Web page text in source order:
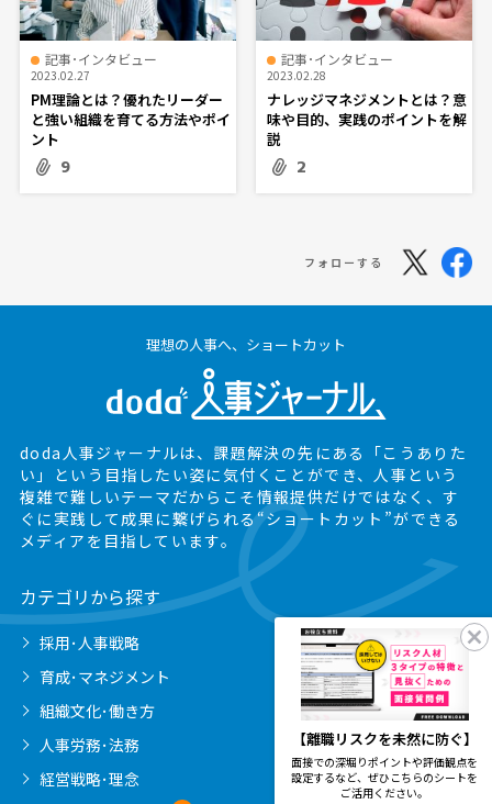
記事･インタビュー
2023.02.27
PM理論とは？優れたリーダー
と強い組織を育てる方法やポイ
ント
9
記事･インタビュー
2023.02.28
ナレッジマネジメントとは？意
味や目的、実践のポイントを解
説
2
フォローする
理想の人事へ、ショートカット
doda人事ジャーナルは、課題解決の先にある
「こうありた
い」という目指したい姿に気付くことができ、 人事という
複雑で難しいテーマだからこそ情報提供だけではなく、 す
ぐに実践して成果に繋げられる“ショートカット”ができる
メディアを目指しています。
カテゴリから探す
採用･人事戦略
育成･マネジメント
組織文化･働き方
人事労務･法務
経営戦略･理念
【離職リスクを未然に防ぐ】
面接での深堀りポイントや評価観点を
設定するなど、ぜひこちらのシートを
ご活用ください。